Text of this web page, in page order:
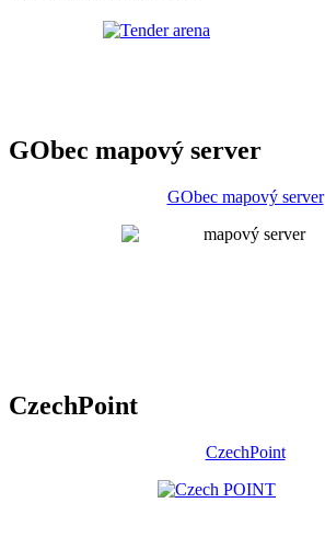
GObec mapový server
GObec mapový server
CzechPoint
CzechPoint